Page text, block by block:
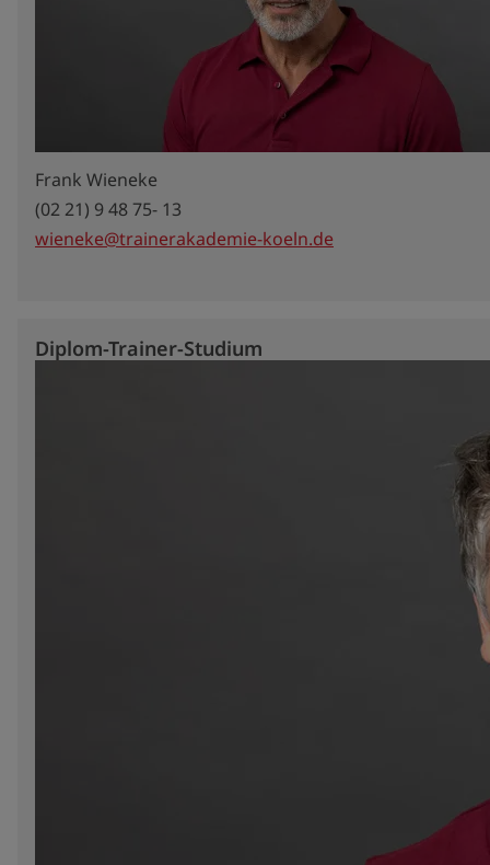
Frank Wieneke
(02 21) 9 48 75- 13
wieneke@trainerakademie-koeln.de
Diplom-Trainer-Studium